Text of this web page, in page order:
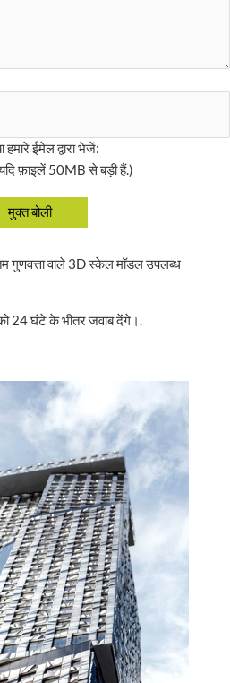
ईमेल द्वारा भेजें:
फ़ाइलें 50MB से बड़ी हैं.)
गुणवत्ता वाले 3D स्केल मॉडल उपलब्ध
24 घंटे के भीतर जवाब देंगे।.